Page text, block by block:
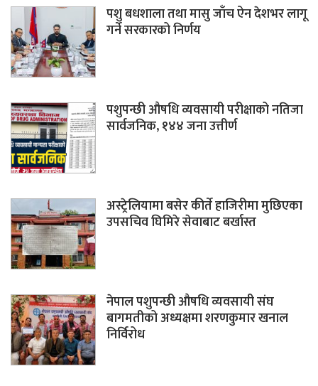
पशु बधशाला तथा मासु जाँच ऐन देशभर लागू
गर्ने सरकारको निर्णय
पशुपन्छी औषधि व्यवसायी परीक्षाको नतिजा
सार्वजनिक, १४४ जना उत्तीर्ण
अस्ट्रेलियामा बसेर कीर्ते हाजिरीमा मुछिएका
उपसचिव घिमिरे सेवाबाट बर्खास्त
नेपाल पशुपन्छी औषधि व्यवसायी संघ
बागमतीको अध्यक्षमा शरणकुमार खनाल
निर्विरोध